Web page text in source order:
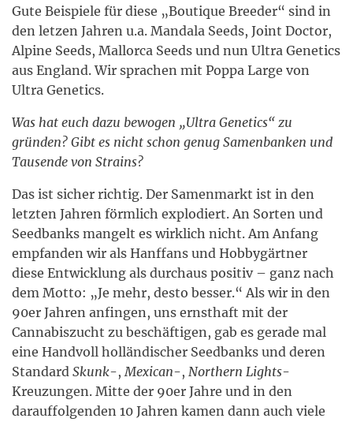
Gute Beispiele für diese „Boutique Breeder“ sind in
den letzen Jahren u.a. Mandala Seeds, Joint Doctor,
Alpine Seeds, Mallorca Seeds und nun Ultra Genetics
aus England. Wir sprachen mit Poppa Large von
Ultra Genetics.
Was hat euch dazu bewogen „Ultra Genetics“ zu
gründen? Gibt es nicht schon genug Samenbanken und
Tausende von Strains?
Das ist sicher richtig. Der Samenmarkt ist in den
letzten Jahren förmlich explodiert. An Sorten und
Seedbanks mangelt es wirklich nicht. Am Anfang
empfanden wir als Hanffans und Hobbygärtner
diese Entwicklung als durchaus positiv – ganz nach
dem Motto: „Je mehr, desto besser.“ Als wir in den
90er Jahren anfingen, uns ernsthaft mit der
Cannabiszucht zu beschäftigen, gab es gerade mal
eine Handvoll holländischer Seedbanks und deren
Standard Skunk-,Mexican-, Northern Lights-
Kreuzungen. Mitte der 90er Jahre und in den
darauffolgenden 10 Jahren kamen dann auch viele